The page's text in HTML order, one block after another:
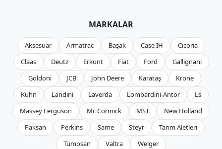
MARKALAR
Aksesuar Armatrac Başak Case IH
Cicoria
Claas
Deutz Erkunt Fiat Ford
Gallignani
Goldoni
JCB John Deere Karataş
Krone
Kuhn
Landini Laverda Lombardini-Antor
Ls
Massey Ferguson
Mc Cormıck MST
New Holland
Paksan
Perkins Same Steyr
Tarım Aletleri
Tümosan
Valtra Welger